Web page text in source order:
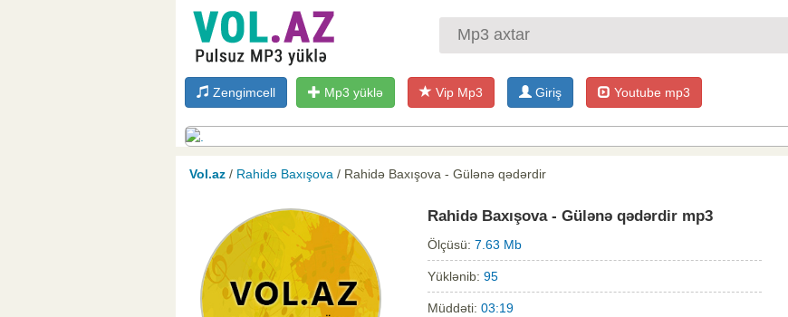
Zengimcell Mp3 yüklə Vip Mp3 Giriş Youtube mp3
Vol.az / Rahidə Baxışova / Rahidə Baxışova - Gülənə qədərdir
Rahidə Baxışova - Gülənə qədərdir mp3
Ölçüsü: 7.63 Mb
Yüklənib: 95
Müddəti: 03:19